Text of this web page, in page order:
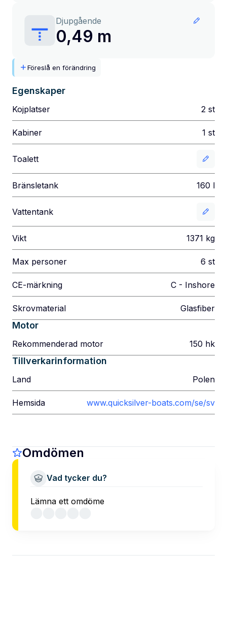
Djupgående
0,49 m
Föreslå en förändring
Egenskaper
Kojplatser 2 st
Kabiner 1 st
Toalett
Bränsletank 160 l
Vattentank
Vikt 1371 kg
Max personer 6 st
CE-märkning C - Inshore
Skrovmaterial Glasfiber
Motor
Rekommenderad motor 150 hk
Tillverkarinformation
Land Polen
Hemsida www.quicksilver-boats.com/se/sv
Omdömen
Vad tycker du?
Lämna ett omdöme